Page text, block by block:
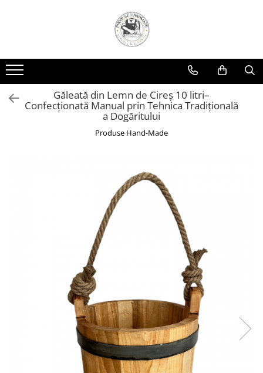
Găleată din Lemn de Cireș 10 litri–
Confecționată Manual prin Tehnica Tradițională
a Dogăritului
Produse Hand-Made